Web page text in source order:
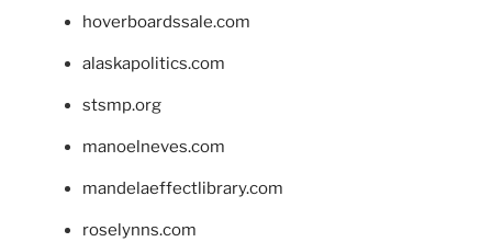
hoverboardssale.com
alaskapolitics.com
stsmp.org
manoelneves.com
mandelaeffectlibrary.com
roselynns.com